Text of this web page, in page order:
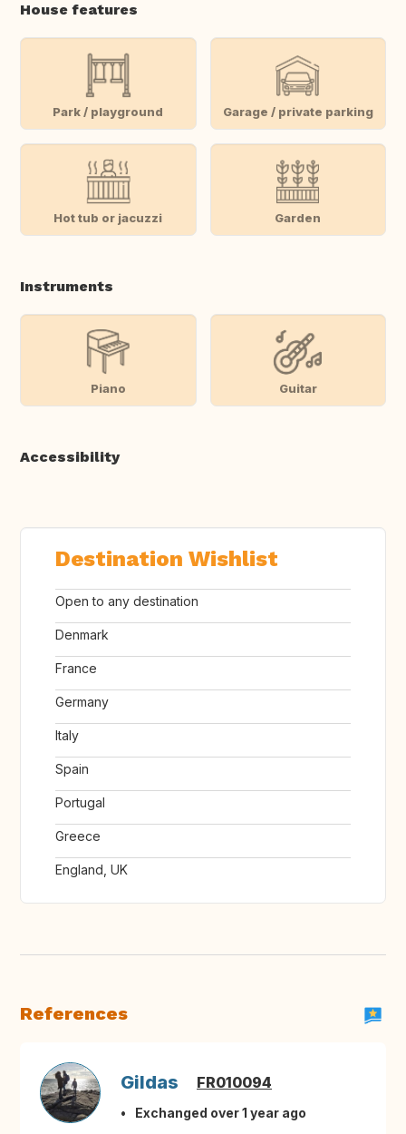
House features
Park / playground Garage / private parking
Hot tub or jacuzzi Garden
Instruments
Piano Guitar
Accessibility
Destination Wishlist
Open to any destination
Denmark
France
Germany
Italy
Spain
Portugal
Greece
England, UK
References
Gildas FR010094
Exchanged over 1 year ago